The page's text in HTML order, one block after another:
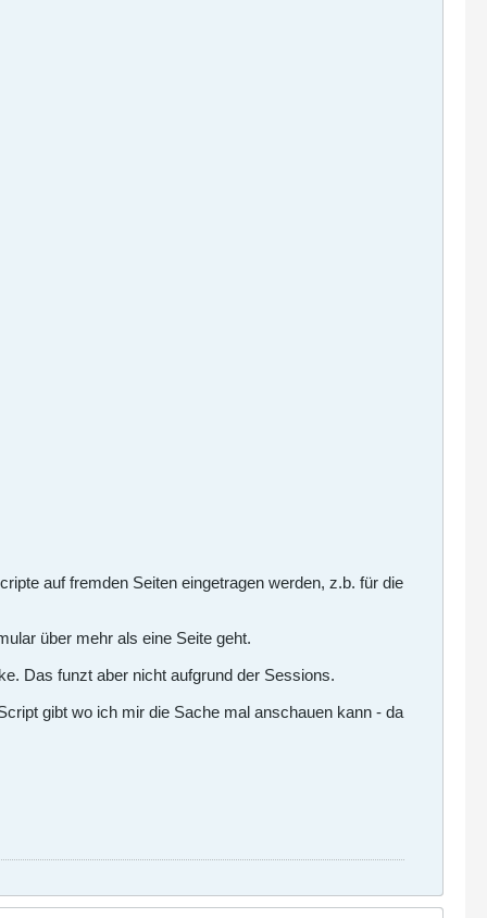
auf fremden Seiten eingetragen werden, z.b. für die
über mehr als eine Seite geht.
Das funzt aber nicht aufgrund der Sessions.
gibt wo ich mir die Sache mal anschauen kann - da